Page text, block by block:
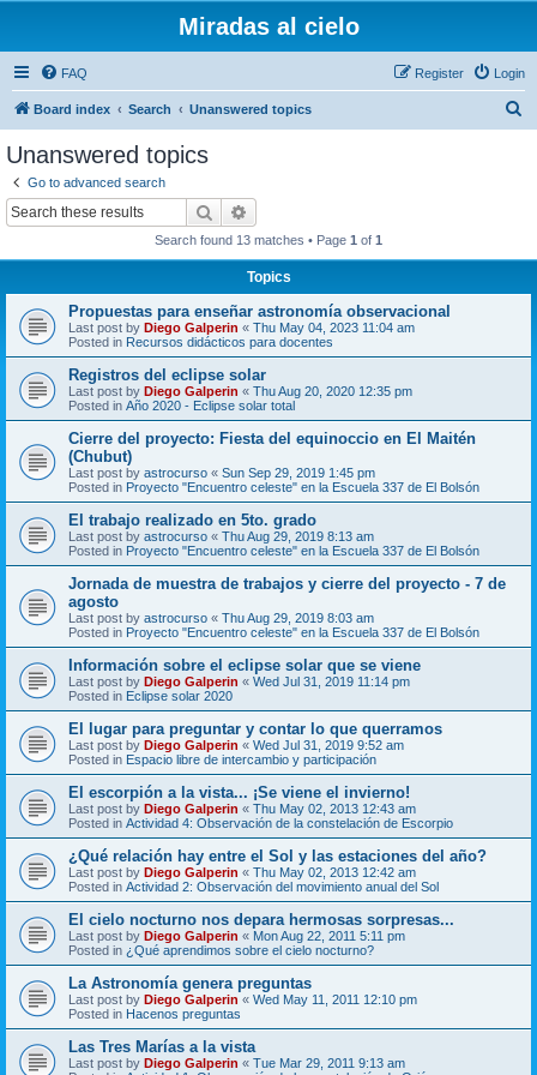
Miradas al cielo
FAQ Login
Register
Board index Search Unanswered topics
Unanswered topics
Go to advanced search
Search
Search found 13 matches • Page 1 of 1
Topics
Propuestas para enseñar astronomía observacional
Last post by Diego Galperin « Thu May 04, 2023 11:04 am
Posted in Recursos didácticos para docentes
Registros del eclipse solar
Last post by Diego Galperin « Thu Aug 20, 2020 12:35 pm
Posted in Año 2020 - Eclipse solar total
Cierre del proyecto: Fiesta del equinoccio en El Maitén
(Chubut)
Last post by astrocurso « Sun Sep 29, 2019 1:45 pm
Posted in Proyecto "Encuentro celeste" en la Escuela 337 de El Bolsón
El trabajo realizado en 5to. grado
Last post by astrocurso « Thu Aug 29, 2019 8:13 am
Posted in Proyecto "Encuentro celeste" en la Escuela 337 de El Bolsón
Jornada de muestra de trabajos y cierre del proyecto - 7 de
agosto
Last post by astrocurso « Thu Aug 29, 2019 8:03 am
Posted in Proyecto "Encuentro celeste" en la Escuela 337 de El Bolsón
Información sobre el eclipse solar que se viene
Last post by Diego Galperin « Wed Jul 31, 2019 11:14 pm
Posted in Eclipse solar 2020
El lugar para preguntar y contar lo que querramos
Last post by Diego Galperin « Wed Jul 31, 2019 9:52 am
Posted in Espacio libre de intercambio y participación
El escorpión a la vista... ¡Se viene el invierno!
Last post by Diego Galperin « Thu May 02, 2013 12:43 am
Posted in Actividad 4: Observación de la constelación de Escorpio
¿Qué relación hay entre el Sol y las estaciones del año?
Last post by Diego Galperin « Thu May 02, 2013 12:42 am
Posted in Actividad 2: Observación del movimiento anual del Sol
El cielo nocturno nos depara hermosas sorpresas...
Last post by Diego Galperin « Mon Aug 22, 2011 5:11 pm
Posted in ¿Qué aprendimos sobre el cielo nocturno?
La Astronomía genera preguntas
Last post by Diego Galperin « Wed May 11, 2011 12:10 pm
Posted in Hacenos preguntas
Las Tres Marías a la vista
Last post by Diego Galperin « Tue Mar 29, 2011 9:13 am